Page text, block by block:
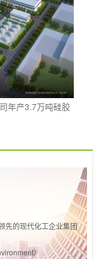
年产3.7万吨硅胶
先的现代化工企业集团
）